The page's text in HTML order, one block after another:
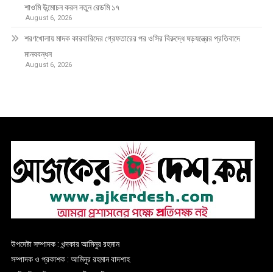
শাওমি উন্মোচন করল নতুন রেডমি ১৭
August 6, 2026
শরণখোলায় মাদক কারবারিদের গ্রেফতারের পর ওসির বিরুদ্ধে ষড়যন্ত্রের প্রতিবাদে
মানববন্ধন
August 6, 2026
উপদেষ্টা সম্পাদক : খন্দকার আমিনুর রহমান
সম্পাদক ও প্রকাশক : আমিনুর রহমান বাদশাহ